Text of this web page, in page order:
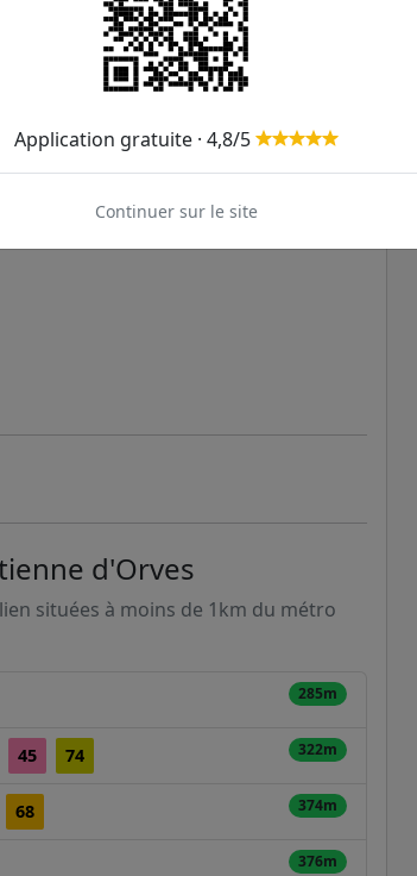
d'Orves
situées à moins de 1km du métro
285m
45 74 322m
68 374m
376m
Application gratuite · 4,8/5
Continuer sur le site